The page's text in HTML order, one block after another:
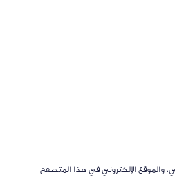
والموقع الإلكتروني في هذا المتصفح